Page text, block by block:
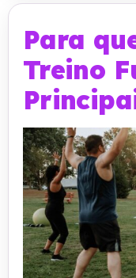
Para
Treino